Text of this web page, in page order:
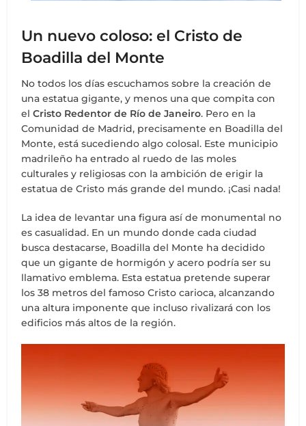
Un nuevo coloso: el Cristo de
Boadilla del Monte
No todos los días escuchamos sobre la creación de
una estatua gigante, y menos una que compita con
elCristo Redentor de Río de Janeiro. Pero en la
Comunidad de Madrid, precisamente en Boadilla del
Monte, está sucediendo algo colosal. Este municipio
madrileño ha entrado al ruedo de las moles
culturales y religiosas con la ambición de erigir la
estatua de Cristo más grande del mundo. ¡Casi nada!
La idea de levantar una figura así de monumental no
es casualidad. En un mundo donde cada ciudad
busca destacarse, Boadilla del Monte ha decidido
que un gigante de hormigón y acero podría ser su
llamativo emblema. Esta estatua pretende superar
los 38 metros del famoso Cristo carioca, alcanzando
una altura imponente que incluso rivalizará con los
edificios más altos de la región.